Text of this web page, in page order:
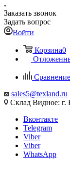
Заказать звонок
Задать вопрос
Войти
Корзина0
sales5@texland.ru
Склад Видное: г.
Вконтакте
Telegram
Viber
Viber
WhatsApp